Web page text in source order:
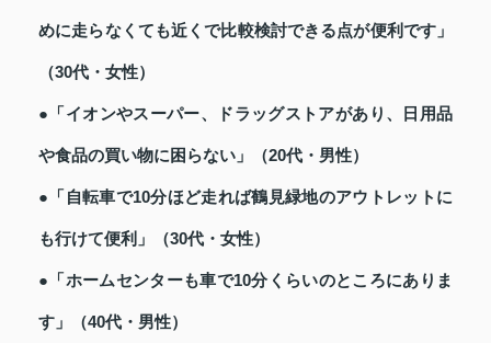
めに走らなくても近くで比較検討できる点が便利です」
（30代・女性）
●「イオンやスーパー、ドラッグストアがあり、日用品
や食品の買い物に困らない」（20代・男性）
●「自転車で10分ほど走れば鶴見緑地のアウトレットに
も行けて便利」（30代・女性）
●「ホームセンターも車で10分くらいのところにありま
す」（40代・男性）